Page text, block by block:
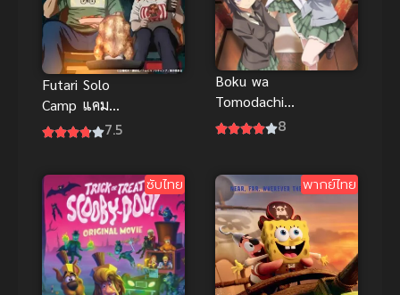
Futari Solo
Camp แคมป์
โซโล่กับสอง7.5
Boku wa
Tomodachi
ga Sukunai
เพื่อน ภาค 2
8
ซับไทย พากย์ไทย